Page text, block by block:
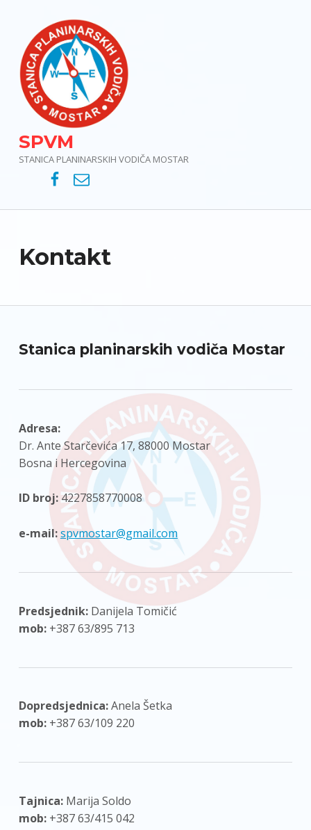
SPVM
STANICA PLANINARSKIH VODIČA MOSTAR
SPVM – Facebook
SPVM – e-mail
Kontakt
Stanica planinarskih vodiča Mostar
Adresa:
Dr. Ante Starčevića 17, 88000 Mostar
Bosna i Hercegovina
ID broj:4227858770008
e-mail:spvmostar@gmail.com
Predsjednik:Danijela Tomičić
mob:+387 63/895 713
Dopredsjednica:Anela Šetka
mob:+387 63/109 220
Tajnica:Marija Soldo
mob:+387 63/415 042